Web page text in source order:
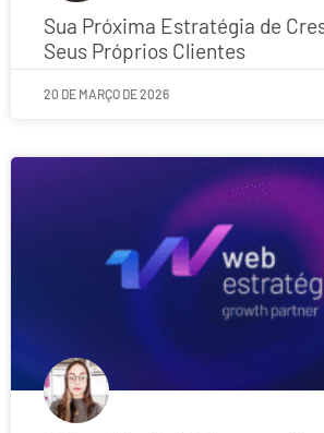
Sua Próxima Estratégia de
Seus Próprios Clientes
20 DE MARÇO DE 2026